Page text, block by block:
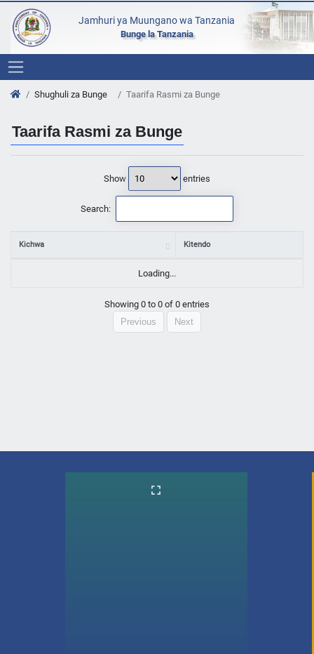
Jamhuri ya Muungano wa Tanzania
Bunge la Tanzania
Shughuli za Bunge Taarifa Rasmi za Bunge
Taarifa Rasmi za Bunge
Show entries
Search:
Kichwa Kitendo
Loading...
Showing 0 to 0 of 0 entries
Previous
Next